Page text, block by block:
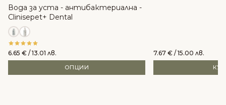
Вода за уста - антибактериална -
Clinisepet+ Dental
6.65 € / 13.01 лв.
ОПЦИИ
7.67 € / 15.00 лв.